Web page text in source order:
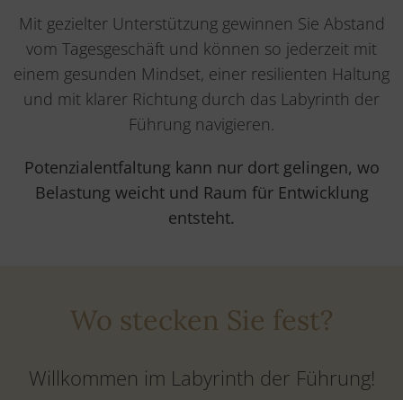
Mit gezielter Unterstützung gewinnen Sie Abstand
vom Tagesgeschäft und können so jederzeit mit
einem gesunden Mindset, einer resilienten Haltung
und mit klarer Richtung durch das Labyrinth der
Führung navigieren.
Potenzialentfaltung kann nur dort gelingen, wo
Belastung weicht und Raum für Entwicklung
entsteht.
Wo stecken Sie fest?
Willkommen im Labyrinth der Führung!